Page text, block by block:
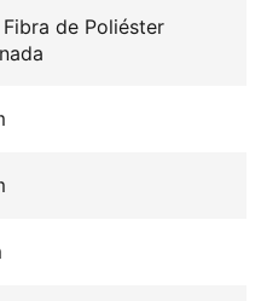
Fibra de Poliéster